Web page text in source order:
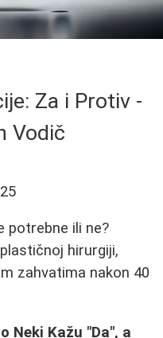
Za i Protiv -
Vodič
potrebne ili ne?
hirurgiji,
zahvatima nakon 40
Neki Kažu "Da", a